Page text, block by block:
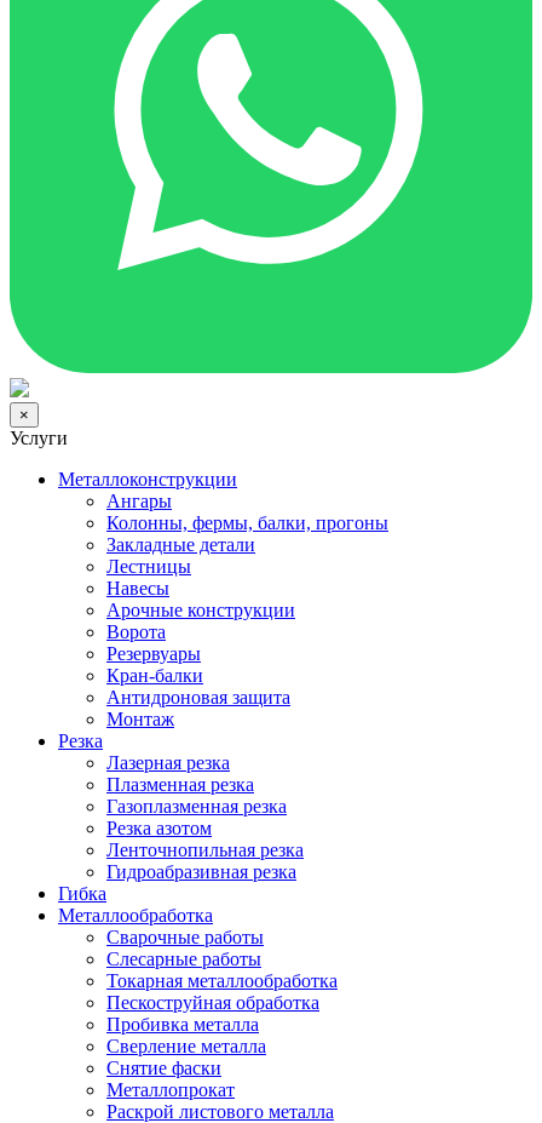
×
Услуги
Металлоконструкции
Ангары
Колонны, фермы, балки, прогоны
Закладные детали
Лестницы
Навесы
Арочные конструкции
Ворота
Резервуары
Кран-балки
Антидроновая защита
Монтаж
Резка
Лазерная резка
Плазменная резка
Газоплазменная резка
Резка азотом
Ленточнопильная резка
Гидроабразивная резка
Гибка
Металлообработка
Сварочные работы
Слесарные работы
Токарная металлообработка
Пескоструйная обработка
Пробивка металла
Сверление металла
Снятие фаски
Металлопрокат
Раскрой листового металла